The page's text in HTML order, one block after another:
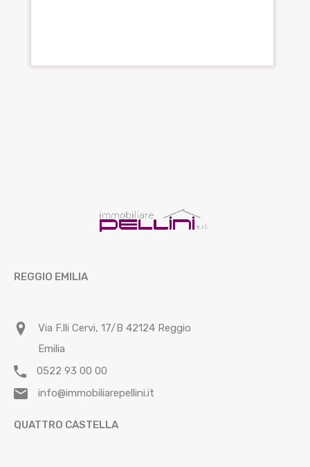
REGGIO EMILIA
Via F.lli Cervi, 17/B 42124 Reggio
Emilia
0522 93 00 00
info@immobiliarepellini.it
QUATTRO CASTELLA